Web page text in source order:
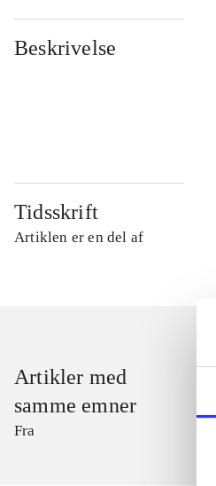
Beskrivelse
Tidsskrift
Artiklen er en del af
Artikler med
samme emner
Fra